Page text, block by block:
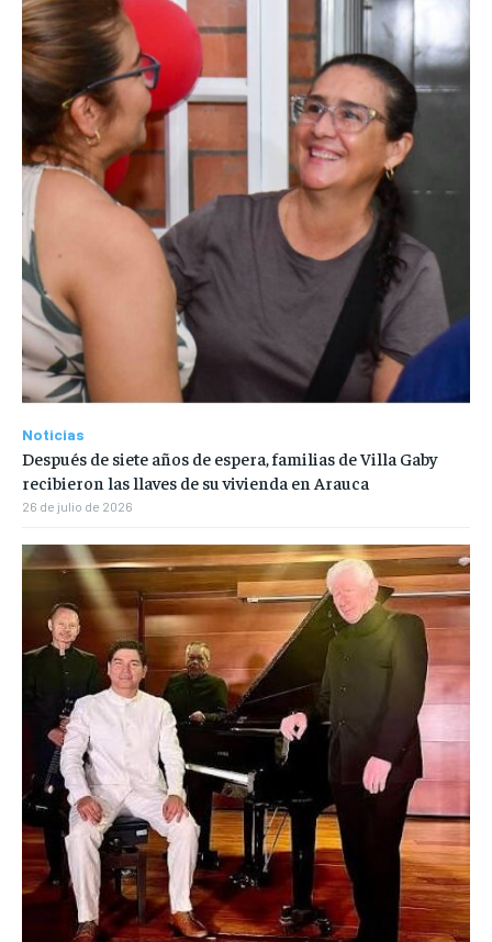
Noticias
Después de siete años de espera, familias de Villa Gaby
recibieron las llaves de su vivienda en Arauca
26 de julio de 2026